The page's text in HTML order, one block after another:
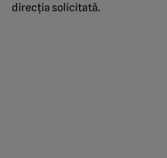
direcția solicitată.